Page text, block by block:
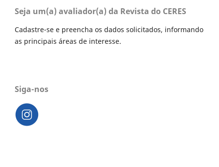
Seja um(a) avaliador(a) da Revista do CERES
Cadastre-se e preencha os dados solicitados, informando
as principais áreas de interesse.
Siga-nos